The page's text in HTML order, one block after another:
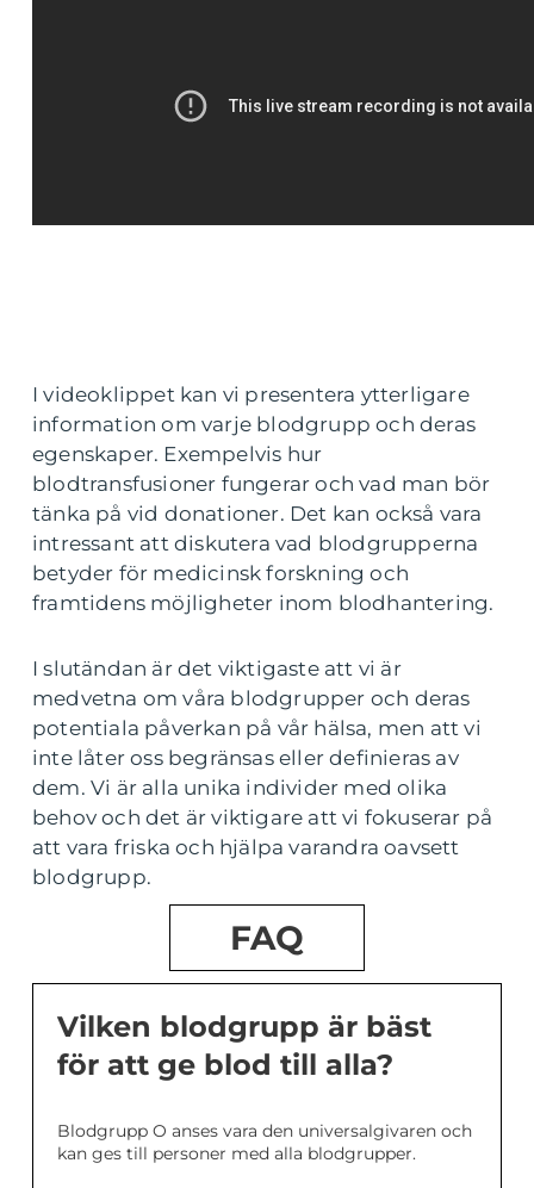
I videoklippet kan vi presentera ytterligare
information om varje blodgrupp och deras
egenskaper. Exempelvis hur
blodtransfusioner fungerar och vad man bör
tänka på vid donationer. Det kan också vara
intressant att diskutera vad blodgrupperna
betyder för medicinsk forskning och
framtidens möjligheter inom blodhantering.
I slutändan är det viktigaste att vi är
medvetna om våra blodgrupper och deras
potentiala påverkan på vår hälsa, men att vi
inte låter oss begränsas eller definieras av
dem. Vi är alla unika individer med olika
behov och det är viktigare att vi fokuserar på
att vara friska och hjälpa varandra oavsett
blodgrupp.
FAQ
Vilken blodgrupp är bäst
för att ge blod till alla?
Blodgrupp O anses vara den universalgivaren och
kan ges till personer med alla blodgrupper.